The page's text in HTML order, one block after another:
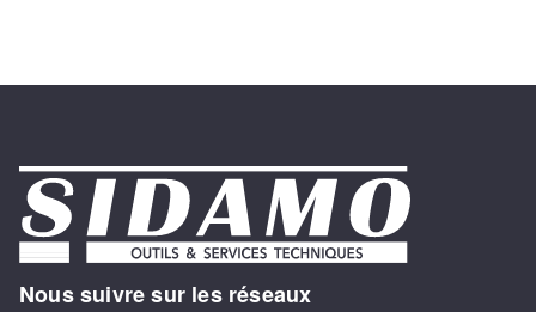
Nous suivre sur les réseaux